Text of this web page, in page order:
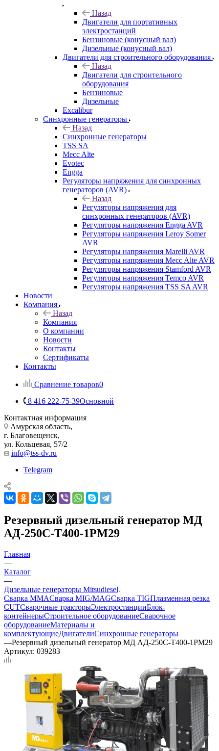
Назад
Двигатели для портативных
электростанций
Бензиновые (конусный вал)
Дизельные (конусный вал)
Двигатели для строительного оборудования
Назад
Двигатели для строительного
оборудования
Бензиновые
Дизельные
Excalibur
Синхронные генераторы
Назад
Синхронные генераторы
TSS SA
Mecc Alte
Evotec
Engga
Регуляторы напряжения для синхронных
генераторов (AVR)
Назад
Регуляторы напряжения для
синхронных генераторов (AVR)
Регуляторы напряжения Engga AVR
Регуляторы напряжения Leroy Somer
AVR
Регуляторы напряжения Marelli AVR
Регуляторы напряжения Mecc Alte AVR
Регуляторы напряжения Stamford AVR
Регуляторы напряжения Temco AVR
Регуляторы напряжения TSS SA AVR
Новости
Компания
Назад
Компания
О компании
Новости
Контакты
Сертификаты
Контакты
Сравнение товаров0
8 416 222-75-39Основной
Контактная информация
Амурская область,
г. Благовещенск,
ул. Кольцевая, 57/2
info@tss-dv.ru
Telegram
Резервный дизельный генератор МД
АД-250С-Т400-1РМ29
Главная
—
Каталог
—
Дизельные генераторы Mitsudiesel
Сварка MMAСварка MIG/MAGСварка TIGПлазменная резка
CUTСварочные тракторыЭлектростанцииБлок-
контейнерыСтроительное оборудованиеСварочное
оборудованиеМатериалы и
комплектующиеДвигателиСинхронные генераторы
—Резервный дизельный генератор МД АД-250С-Т400-1РМ29
Артикул: 039283